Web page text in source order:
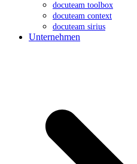
docuteam toolbox
docuteam context
docuteam sirius
Unternehmen